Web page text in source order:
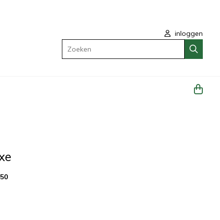
inloggen
Zoeken